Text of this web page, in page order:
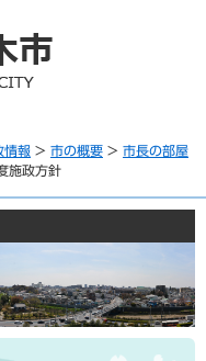
情報 > 市の概要 > 市長の部屋
施政方針